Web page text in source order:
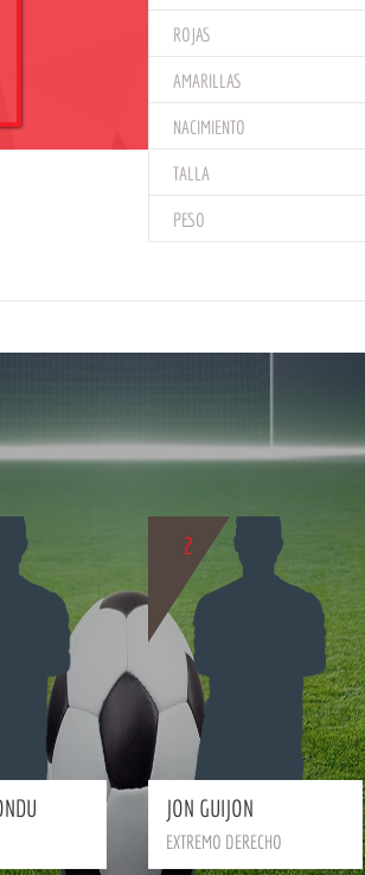
ROJAS
AMARILLAS
NACIMIENTO
TALLA
PESO
2
JON GUIJON
EXTREMO DERECHO